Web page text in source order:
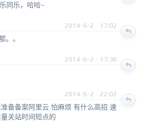
同乐，哈哈~
2014-6-2 · 17:02
。。
2014-6-2 · 17:36
2014-6-2 · 22:02
备备案阿里云 怕麻烦 有什么高招 速
关站时间短点的